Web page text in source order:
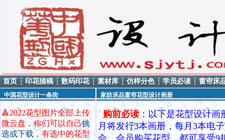
首页 ┆ 印花描稿 ┆ 数码印花 ┆ 素材库 ┆ 仿样分色 ┆ 学员必读 ┆ 窗帘床
中国花型设计一条街
🔺2022花型图片全部上传
微云盘，你们可以自己挑
选或下载，有选中的花型
家纺床品窗帘花型设计画册
购前必读：以下是花型设计画
月将发行3本画册，每月3本电子
会。会员购买花型，都可享受9